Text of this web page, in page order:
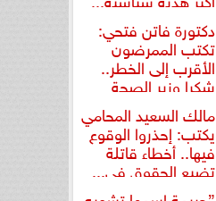
دكتورة فاتن فتحي:
تكتب الممرضون
الأقرب إلى الخطر..
شكرا وزير الصحة
مالك السعيد المحامي
يكتب: إحذروا الوقوع
فيها.. أخطاء قاتلة
تضيع الحقوق في...